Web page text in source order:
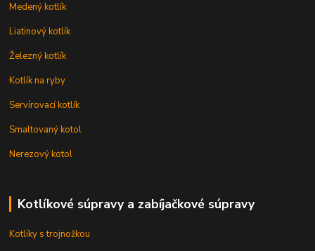
Medený kotlík
Liatinový kotlík
Železný kotlík
Kotlík na ryby
Servírovací kotlík
Smaltovaný kotol
Nerezový kotol
Kotlíkové súpravy a zabíjačkové súpravy
Kotlíky s trojnožkou